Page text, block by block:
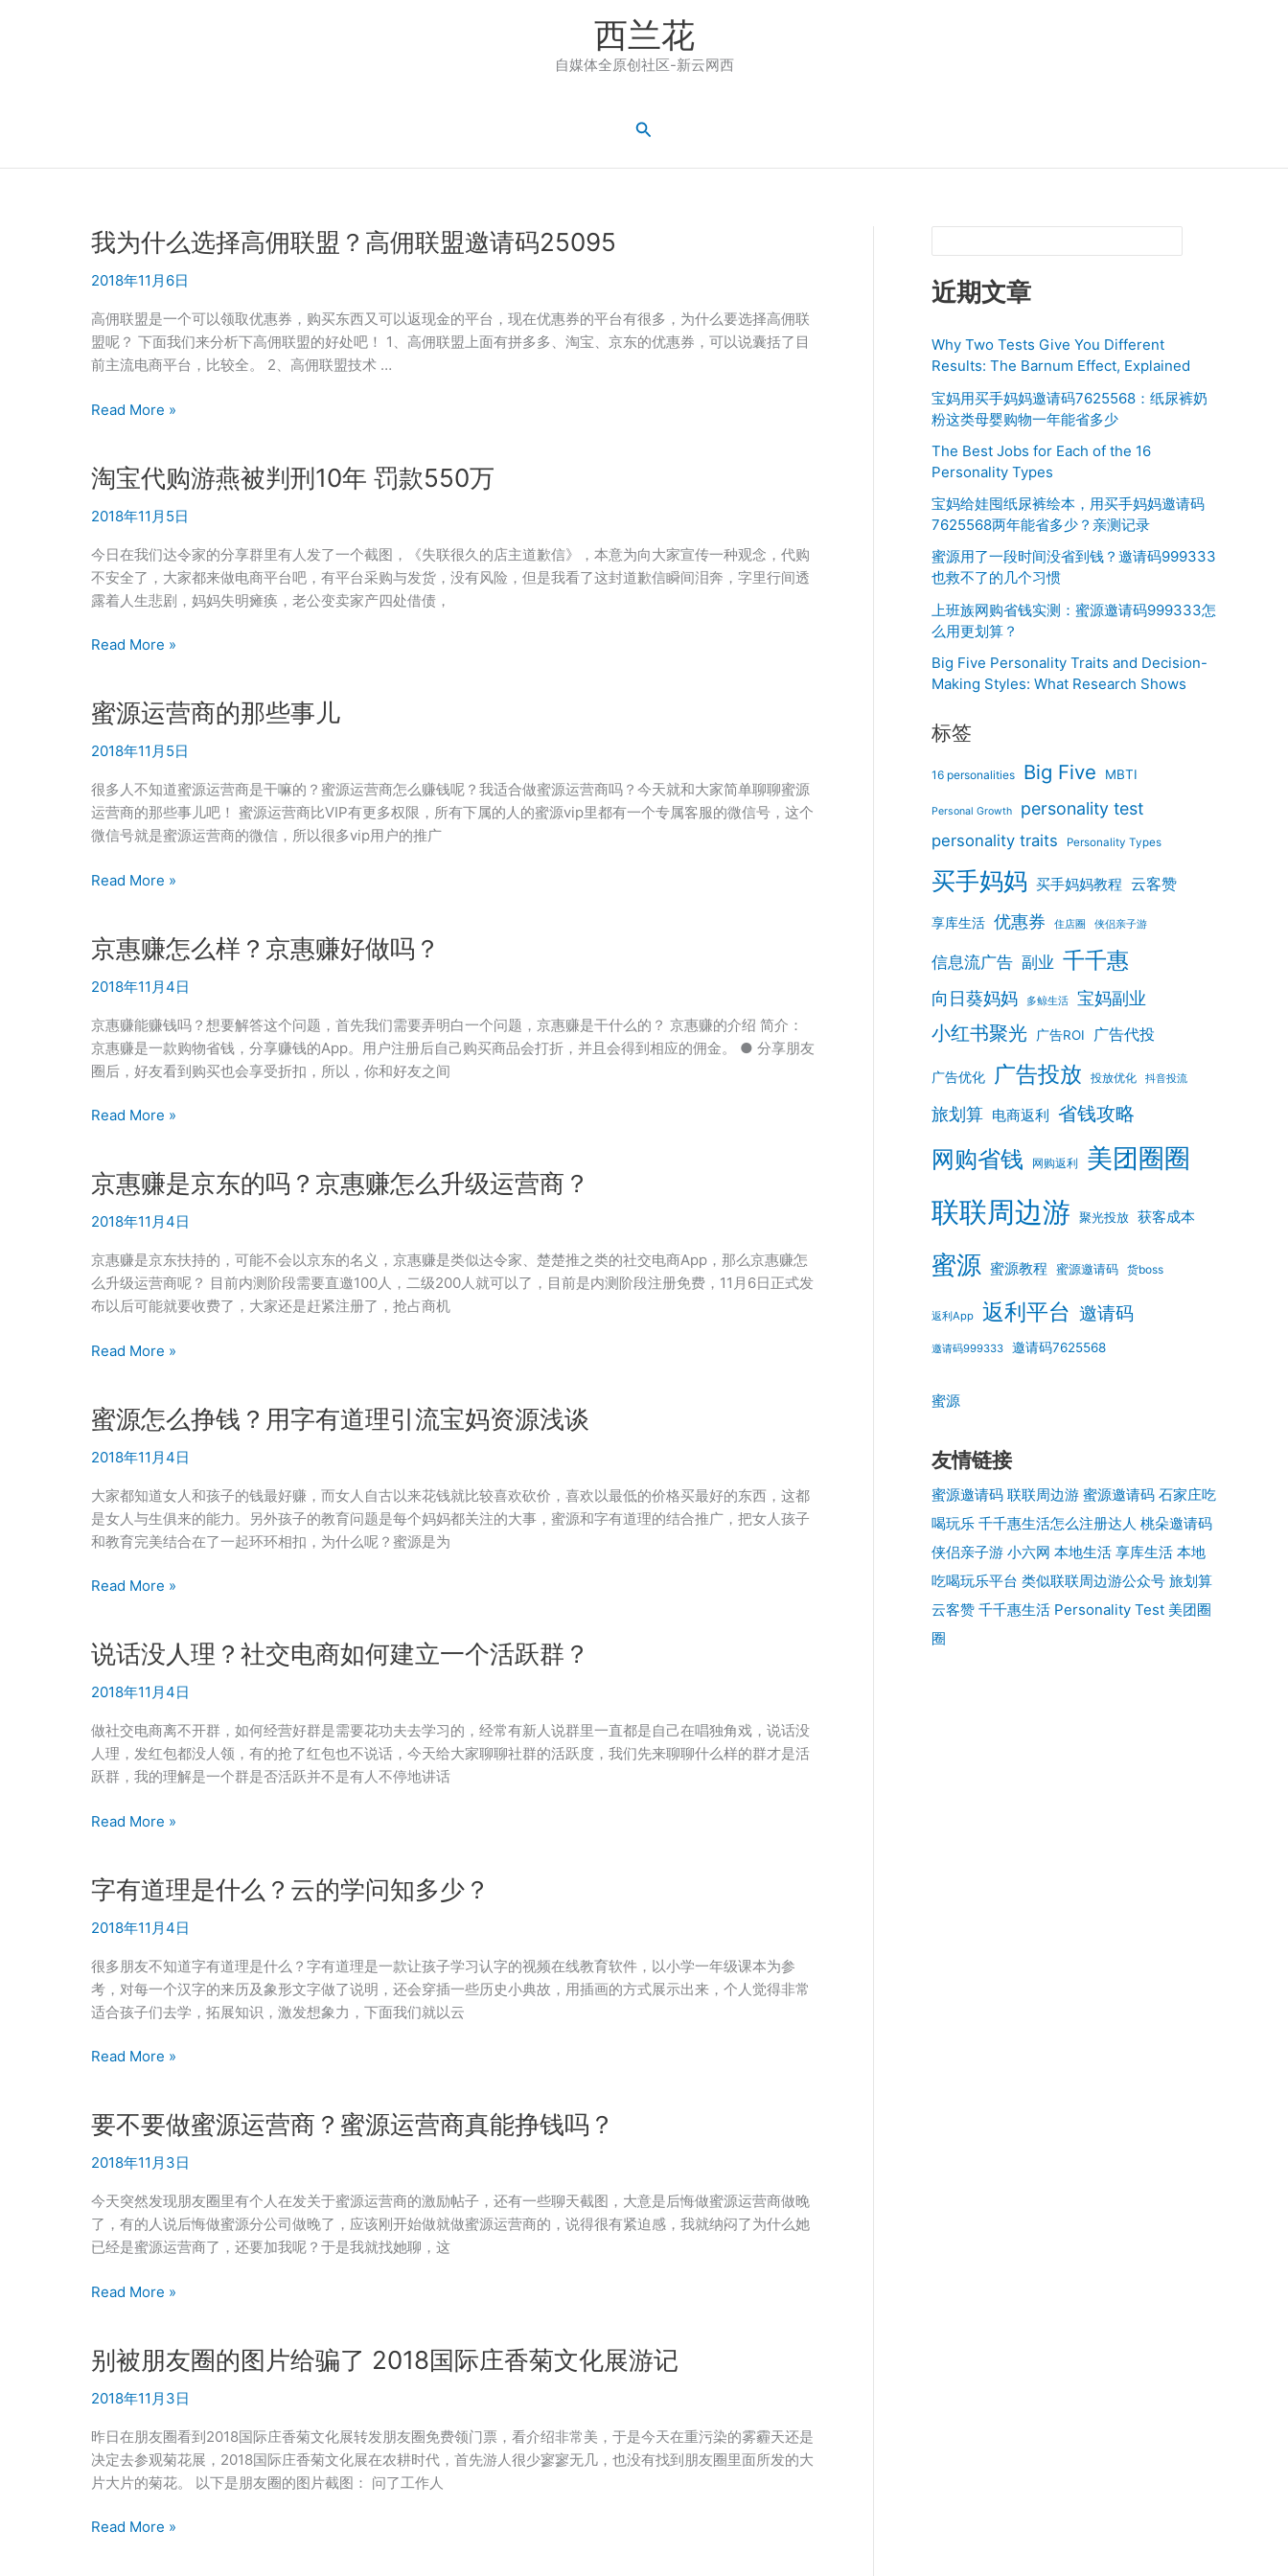
西兰花
自媒体全原创社区-新云网西
搜
我为什么选择高佣联盟？高佣联盟邀请码25095
2018年11月6日
高佣联盟是一个可以领取优惠券，购买东西又可以返现金的平台，现在优惠券的平台有很多，为什么要选择高佣联
盟呢？ 下面我们来分析下高佣联盟的好处吧！ 1、高佣联盟上面有拼多多、淘宝、京东的优惠券，可以说囊括了目
前主流电商平台，比较全。 2、高佣联盟技术 …
我
么
择
高
佣
联
高
盟
邀
请
25095
Read More »
淘宝代购游燕被判刑10年 罚款550万
2018年11月5日
今日在我们达令家的分享群里有人发了一个截图，《失联很久的店主道歉信》，本意为向大家宣传一种观念，代购
不安全了，大家都来做电商平台吧，有平台采购与发货，没有风险，但是我看了这封道歉信瞬间泪奔，字里行间透
露着人生悲剧，妈妈失明瘫痪，老公变卖家产四处借债，
淘
购
燕
被
判
刑
年
550
万
Read More »
蜜源运营商的那些事儿
2018年11月5日
很多人不知道蜜源运营商是干嘛的？蜜源运营商怎么赚钱呢？我适合做蜜源运营商吗？今天就和大家简单聊聊蜜源
运营商的那些事儿吧！ 蜜源运营商比VIP有更多权限，所有下属的人的蜜源vip里都有一个专属客服的微信号，这个
微信号就是蜜源运营商的微信，所以很多vip用户的推广
蜜
营
的
那
些
事
Read More »
京惠赚怎么样？京惠赚好做吗？
2018年11月4日
京惠赚能赚钱吗？想要解答这个问题，首先我们需要弄明白一个问题，京惠赚是干什么的？ 京惠赚的介绍 简介：
京惠赚是一款购物省钱，分享赚钱的App。用户注册后自己购买商品会打折，并且会得到相应的佣金。 ● 分享朋友
圈后，好友看到购买也会享受折扣，所以，你和好友之间
京
怎
样？
京
惠
赚
做
Read More »
京惠赚是京东的吗？京惠赚怎么升级运营商？
2018年11月4日
京惠赚是京东扶持的，可能不会以京东的名义，京惠赚是类似达令家、楚楚推之类的社交电商App，那么京惠赚怎
么升级运营商呢？ 目前内测阶段需要直邀100人，二级200人就可以了，目前是内测阶段注册免费，11月6日正式发
布以后可能就要收费了，大家还是赶紧注册了，抢占商机
京
是
东
的
吗？
京
赚
升
级
运
商？
Read More »
蜜源怎么挣钱？用字有道理引流宝妈资源浅谈
2018年11月4日
大家都知道女人和孩子的钱最好赚，而女人自古以来花钱就比较喜欢砍价，喜欢以最低的价格买最好的东西，这都
是女人与生俱来的能力。另外孩子的教育问题是每个妈妈都关注的大事，蜜源和字有道理的结合推广，把女人孩子
和教育完美结合在了一起环环相扣，为什么呢？蜜源是为
蜜
么
钱？
用
字
有
理
宝
妈
资
浅
谈
Read More »
说话没人理？社交电商如何建立一个活跃群？
2018年11月4日
做社交电商离不开群，如何经营好群是需要花功夫去学习的，经常有新人说群里一直都是自己在唱独角戏，说话没
人理，发红包都没人领，有的抢了红包也不说话，今天给大家聊聊社群的活跃度，我们先来聊聊什么样的群才是活
跃群，我的理解是一个群是否活跃并不是有人不停地讲话
说
人
社
交
电
商
何
一
个
活
群？
Read More »
字有道理是什么？云的学问知多少？
2018年11月4日
很多朋友不知道字有道理是什么？字有道理是一款让孩子学习认字的视频在线教育软件，以小学一年级课本为参
考，对每一个汉字的来历及象形文字做了说明，还会穿插一些历史小典故，用插画的方式展示出来，个人觉得非常
适合孩子们去学，拓展知识，激发想象力，下面我们就以云
字
理
什
么？
云
的
问
少？
Read More »
要不要做蜜源运营商？蜜源运营商真能挣钱吗？
2018年11月3日
今天突然发现朋友圈里有个人在发关于蜜源运营商的激励帖子，还有一些聊天截图，大意是后悔做蜜源运营商做晚
了，有的人说后悔做蜜源分公司做晚了，应该刚开始做就做蜜源运营商的，说得很有紧迫感，我就纳闷了为什么她
已经是蜜源运营商了，还要加我呢？于是我就找她聊，这
要
做
源
运
营
商？
源
Read More »
别被朋友圈的图片给骗了 2018国际庄香菊文化展游记
2018年11月3日
昨日在朋友圈看到2018国际庄香菊文化展转发朋友圈免费领门票，看介绍非常美，于是今天在重污染的雾霾天还是
决定去参观菊花展，2018国际庄香菊文化展在农耕时代，首先游人很少寥寥无几，也没有找到朋友圈里面所发的大
片大片的菊花。 以下是朋友圈的图片截图： 问了工作人
别
Read More »
近期文章
Why Two Tests Give You Different
Results: The Barnum Effect, Explained
宝妈用买手妈妈邀请码7625568：纸尿裤奶
粉这类母婴购物一年能省多少
The Best Jobs for Each of the 16
Personality Types
宝妈给娃囤纸尿裤绘本，用买手妈妈邀请码
7625568两年能省多少？亲测记录
蜜源用了一段时间没省到钱？邀请码999333
也救不了的几个习惯
上班族网购省钱实测：蜜源邀请码999333怎
么用更划算？
Big Five Personality Traits and Decision-
Making Styles: What Research Shows
标签
16 personalities Big Five MBTI
Personal Growth personality test
personality traits Personality Types
买手妈妈 买手妈妈教程 云客赞
享库生活 优惠券 住店圈 侠侣亲子游
信息流广告 副业 千千惠
向日葵妈妈 多鲸生活 宝妈副业
小红书聚光 广告ROI 广告代投
广告优化 广告投放 投放优化 抖音投流
旅划算 电商返利 省钱攻略
网购省钱 网购返利 美团圈圈
联联周边游 聚光投放 获客成本
蜜源 蜜源教程 蜜源邀请码 货boss
返利App 返利平台 邀请码
邀请码999333 邀请码7625568
蜜源
友情链接
蜜源邀请码 联联周边游 蜜源邀请码 石家庄吃
喝玩乐 千千惠生活怎么注册达人 桃朵邀请码
侠侣亲子游 小六网 本地生活 享库生活 本地
吃喝玩乐平台 类似联联周边游公众号 旅划算
云客赞 千千惠生活 Personality Test 美团圈
圈